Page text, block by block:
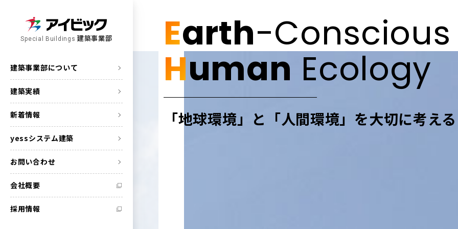
Special Buildings 建築事業部
建築事業部について
建築実績
新着情報
yessシステム建築
お問い合わせ
会社概要
採用情報
Earth-Conscious
Human Ecology
「地球環境」と「人間環境」を大切に考える